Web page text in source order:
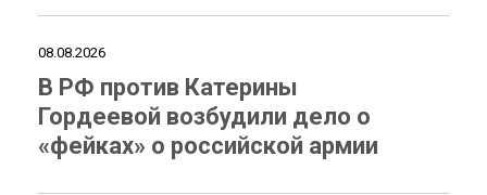
08.08.2026
В РФ против Катерины
Гордеевой возбудили дело о
«фейках» о российской армии